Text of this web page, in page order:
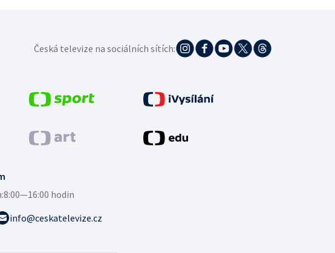
8:00—16:00 hodin
info@ceskatelevize.cz
Česká televize na sociálních sítích: